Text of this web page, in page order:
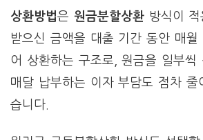
상환방법은 원금분할상환방식이 적
받으신 금액을 대출 기간 동안 매월
어 상환하는 구조로, 원금을 일부씩
매달 납부하는 이자 부담도 점차 줄
습니다.